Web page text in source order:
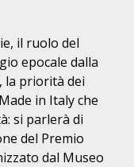
il ruolo del
epocale dalla
la priorità dei
in Italy che
si parlerà di
del Premio
dal Museo